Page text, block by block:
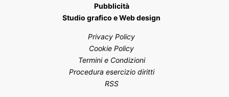
Pubblicità
Studio grafico e Web design
Privacy Policy
Cookie Policy
Termini e Condizioni
Procedura esercizio diritti
RSS